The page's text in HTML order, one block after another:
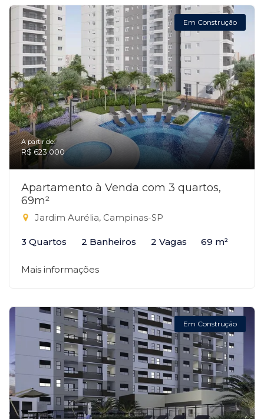
Em Construção
A partir de:
R$ 623.000
Apartamento à Venda com 3 quartos,
69m²
Jardim Aurélia, Campinas-SP
3 Quartos 2 Banheiros 2 Vagas 69 m²
Mais informações
Em Construção